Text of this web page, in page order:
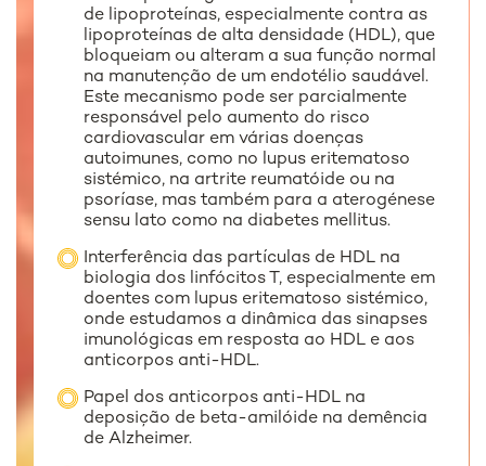
de lipoproteínas, especialmente contra as
lipoproteínas de alta densidade (HDL), que
bloqueiam ou alteram a sua função normal
na manutenção de um endotélio saudável.
Este mecanismo pode ser parcialmente
responsável pelo aumento do risco
cardiovascular em várias doenças
autoimunes, como no lupus eritematoso
sistémico, na artrite reumatóide ou na
psoríase, mas também para a aterogénese
sensu lato como na diabetes mellitus.
Interferência das partículas de HDL na
biologia dos linfócitos T, especialmente em
doentes com lupus eritematoso sistémico,
onde estudamos a dinâmica das sinapses
imunológicas em resposta ao HDL e aos
anticorpos anti-HDL.
Papel dos anticorpos anti-HDL na
deposição de beta-amilóide na demência
de Alzheimer.